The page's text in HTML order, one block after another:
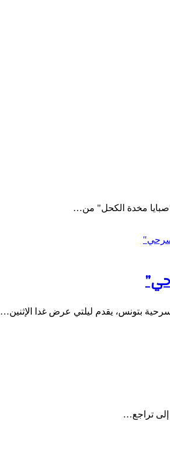
مخدة الكحل" من…
بتونس، يقدم ليلتي عرض غدا الإثنين…
تراجع…